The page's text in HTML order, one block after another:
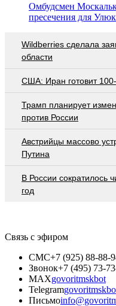
Омбудсмен
пресечения для
Wildberries cделала
области
США: Иран готовит
Трамп планирует
против России
Австрийцы массово
Путина
В России сократилось
год
Связь с эфиром
СМС+7 (925) 88-88-
Звонок+7 (495) 73-
MAXgovoritmskbot
Telegram
Письмо